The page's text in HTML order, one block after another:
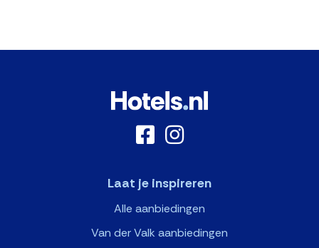
Laat je inspireren
Alle aanbiedingen
Van der Valk aanbiedingen